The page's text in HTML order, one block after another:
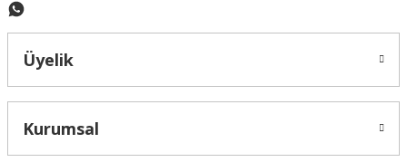
Üyelik
Kurumsal